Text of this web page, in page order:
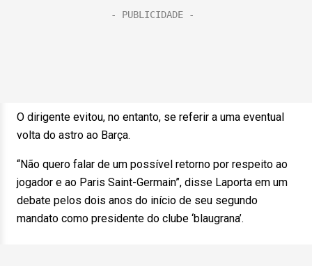
O dirigente evitou, no entanto, se referir a uma eventual
volta do astro ao Barça.
“Não quero falar de um possível retorno por respeito ao
jogador e ao Paris Saint-Germain”, disse Laporta em um
debate pelos dois anos do início de seu segundo
mandato como presidente do clube ‘blaugrana’.